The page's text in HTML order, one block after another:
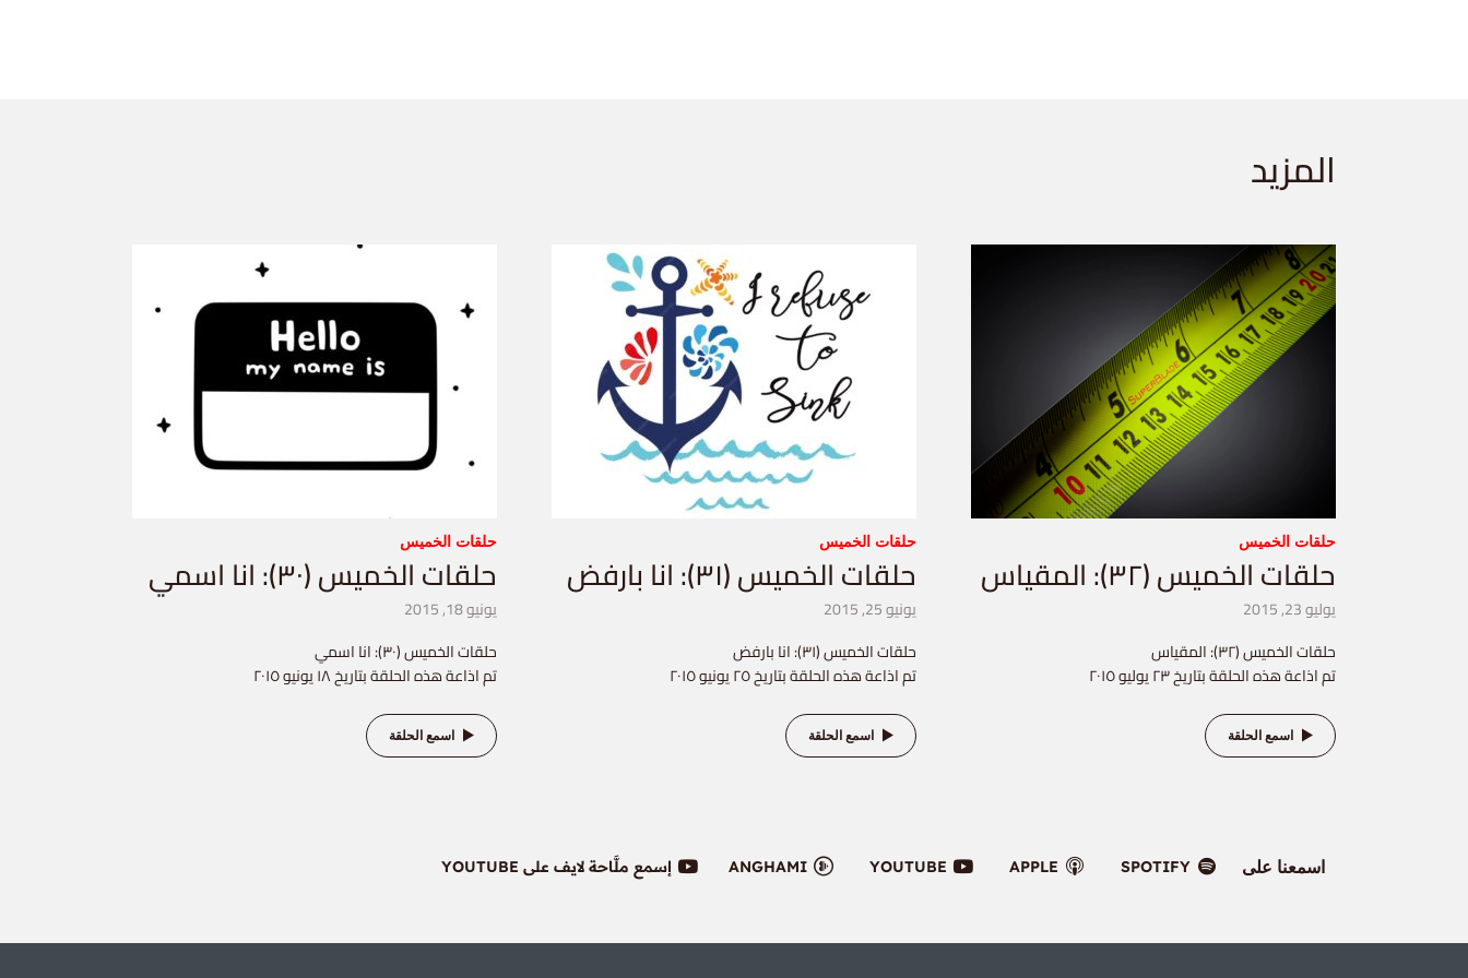
المزيد
حلقات الخميس
حلقات الخميس (٣٢): المقياس
يوليو 23, 2015
حلقات الخميس (٣٢): المقياس
تم اذاعة هذه الحلقة بتاريخ ٢٣ يوليو ٢٠١٥
اسمع الحلقة
حلقات الخميس
حلقات الخميس (٣١): انا بارفض
يونيو 25, 2015
حلقات الخميس (٣١): انا بارفض
تم اذاعة هذه الحلقة بتاريخ ٢٥ يونيو ٢٠١٥
اسمع الحلقة
حلقات الخميس
حلقات الخميس (٣٠): انا اسمي
يونيو 18, 2015
حلقات الخميس (٣٠): انا اسمي
تم اذاعة هذه الحلقة بتاريخ ١٨ يونيو ٢٠١٥
اسمع الحلقة
اسمعنا على SPOTIFY
APPLE
YOUTUBE
ANGHAMI إسمع ملَّاحة لايف على YOUTUBE